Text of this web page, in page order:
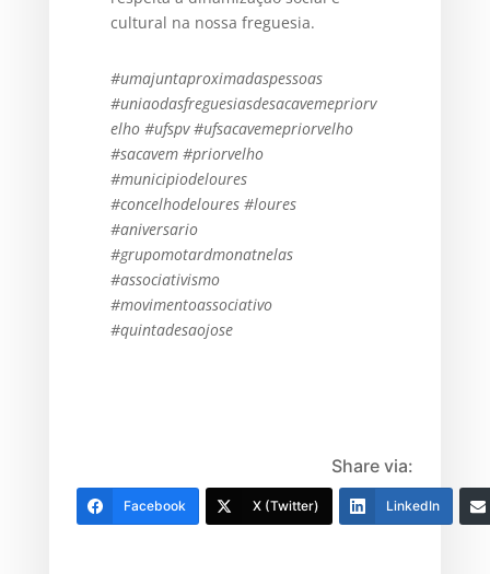
cultural na nossa freguesia.
#umajuntaproximadaspessoas
#uniaodasfreguesiasdesacavemepriorv
elho #ufspv #ufsacavemepriorvelho
#sacavem #priorvelho
#municipiodeloures
#concelhodeloures #loures
#aniversario
#grupomotardmonatnelas
#associativismo
#movimentoassociativo
#quintadesaojose
Share via:
Facebook X (Twitter) LinkedIn